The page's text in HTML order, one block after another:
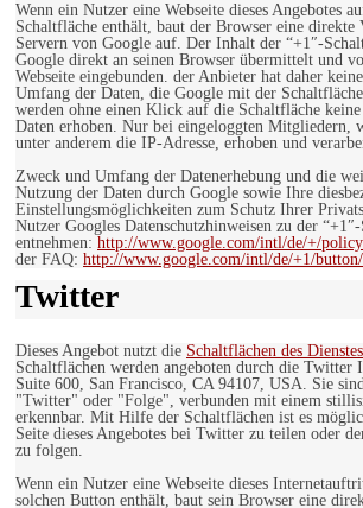
Wenn ein Nutzer eine Webseite dieses Angebotes
Schaltfläche enthält, baut der Browser eine direkte
Servern von Google auf. Der Inhalt der “+1″-
Google direkt an seinen Browser übermittelt und
Webseite eingebunden. der Anbieter hat daher
Umfang der Daten, die Google mit der
werden ohne einen Klick auf die Schaltfläche keine
Daten erhoben. Nur bei eingeloggten Mitgliedern,
unter anderem die IP-Adresse, erhoben und
Zweck und Umfang der Datenerhebung und die
Nutzung der Daten durch Google sowie Ihre
Einstellungsmöglichkeiten zum Schutz Ihrer
Nutzer Googles Datenschutzhinweisen zu der
entnehmen: http://www.google.com/intl/de/+/
der FAQ: http://www.google.com/intl/de/+1/
Twitter
Dieses Angebot nutzt die Schaltflächen des
Schaltflächen werden angeboten durch die Twitter
Suite 600, San Francisco, CA 94107, USA. Sie
"Twitter" oder "Folge", verbunden mit einem
erkennbar. Mit Hilfe der Schaltflächen ist es
Seite dieses Angebotes bei Twitter zu teilen oder
zu folgen.
Wenn ein Nutzer eine Webseite dieses
solchen Button enthält, baut sein Browser eine